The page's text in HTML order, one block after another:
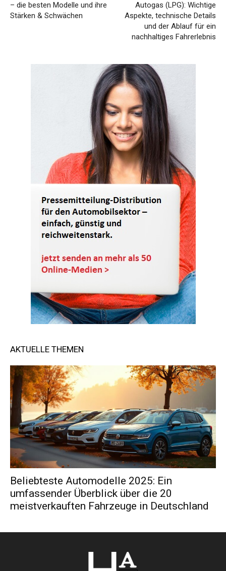
– die besten Modelle und ihre
Stärken & Schwächen
Autogas (LPG): Wichtige
Aspekte, technische Details
und der Ablauf für ein
nachhaltiges Fahrerlebnis
AKTUELLE THEMEN
Beliebteste Automodelle 2025: Ein
umfassender Überblick über die 20
meistverkauften Fahrzeuge in Deutschland